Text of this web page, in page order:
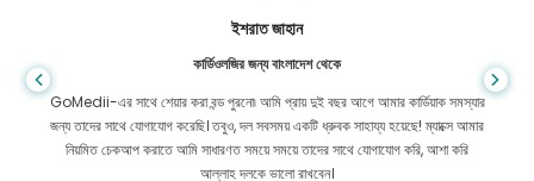
ইশরাত জাহান
কার্ডিওলজির জন্য বাংলাদেশ থেকে
GoMedii-এর সাথে শেয়ার করা বন্ড পুরনো৷ আমি প্রায় দুই বছর আগে আমার কার্ডিয়াক সমস্যার
জন্য তাদের সাথে যোগাযোগ করেছি। তবুও, দল সবসময় একটি ধ্রুবক সাহায্য হয়েছে! ম্যাক্সে আমার
নিয়মিত চেকআপ করাতে আমি সাধারণত সময়ে সময়ে তাদের সাথে যোগাযোগ করি, আশা করি
আল্লাহ দলকে ভালো রাখবেন।